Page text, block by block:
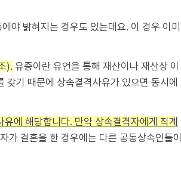
야 밝혀지는 경우도 있는데요. 이 경우 이미
). 유증이란 유언을 통해 재산이나 재산상 이
갖기 때문에 상속결격사유가 있으면 동시에
에 해당합니다. 만약 상속결격자에게 직계
가 결혼을 한 경우에는 다른 공동상속인들이